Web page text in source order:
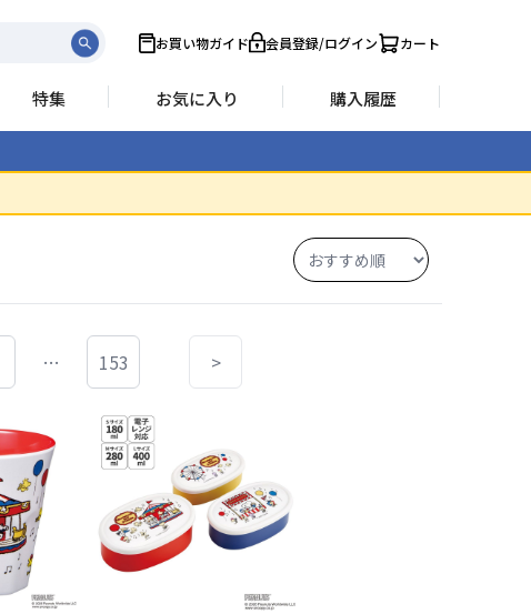
お買い物ガイド 会員登録/ログイン カート
特集 お気に入り 購入履歴
… 153 >